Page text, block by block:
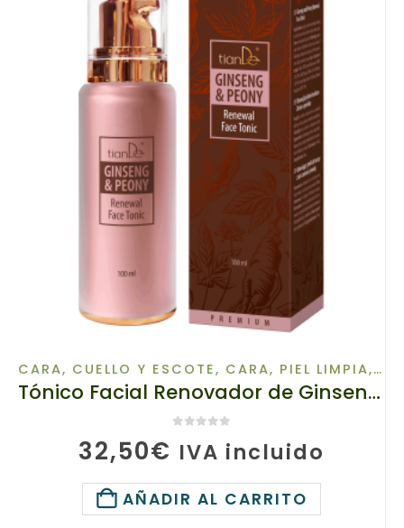
CARA, CUELLO Y ESCOTE, CARA, PIEL LIMPIA,
Tónico Facial Renovador de Ginseng y Peonía, 10116, Volumen: 100 ml, Contra los signos del tiempo y el estrés
32,50€ IVA incluido
AÑADIR AL CARRITO